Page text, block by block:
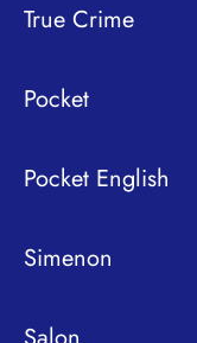
True Crime
Pocket
Pocket English
Simenon